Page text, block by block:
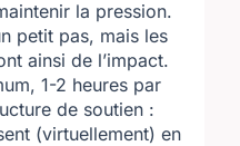
la pression.
petit pas, mais les
ainsi de l’impact.
1-2 heures par
de soutien :
(virtuellement) en